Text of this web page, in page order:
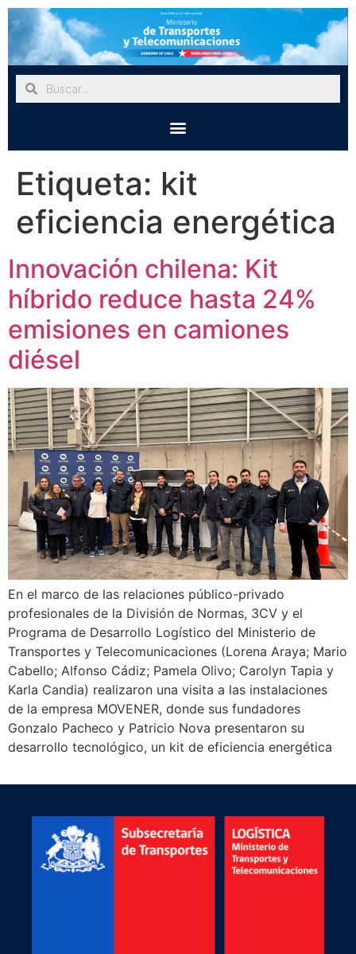
Etiqueta: kit
eficiencia energética
Innovación chilena: Kit
híbrido reduce hasta 24%
emisiones en camiones
diésel
En el marco de las relaciones público-privado
profesionales de la División de Normas, 3CV y el
Programa de Desarrollo Logístico del Ministerio de
Transportes y Telecomunicaciones (Lorena Araya; Mario
Cabello; Alfonso Cádiz; Pamela Olivo; Carolyn Tapia y
Karla Candia) realizaron una visita a las instalaciones
de la empresa MOVENER, donde sus fundadores
Gonzalo Pacheco y Patricio Nova presentaron su
desarrollo tecnológico, un kit de eficiencia energética